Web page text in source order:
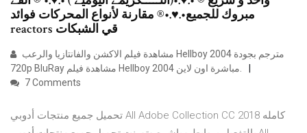
مبروك للجميع•.♥.•® مقارنة لأنواع المحركات فوائد
reactors قي الشبكات
720p BluRay مشاهدة فيلم Hellboy 2004 مباشرة اون لاين.
7 Comments
تحميل جميع منتجات أدوبي All Adobe Collection CC 2018 كامله